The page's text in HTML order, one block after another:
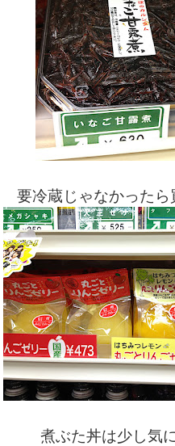
要冷蔵じゃなかった
煮ぶた丼は少し気